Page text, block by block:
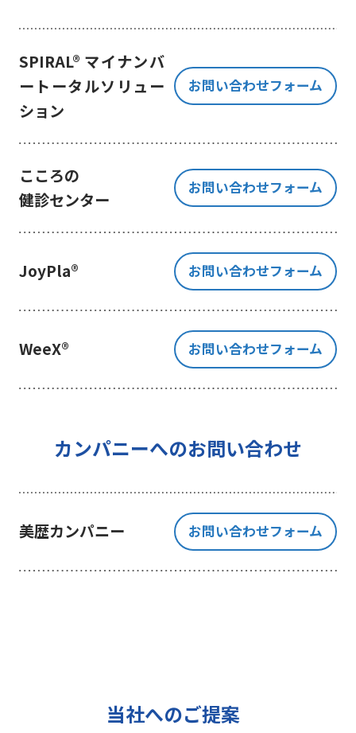
き、ご提出いただく個人情報を、貴
はございません。
但し、お客様から同意をいただいた
場合のみ、日本及びアメリカ合衆国
※Google LLC は日本の個人情報保
護法が適用される個人情報取扱事業
者と同等の体制を整備しています。
詳しくは、11.Google 拡張コンバ
ージョンの利用をご確認ください。
当社が管理する本フォームから取
得した情報とGoogle LLC が管理す
る当社Webサイト閲覧履歴等の情報
を紐づけ、お客様の興味関心に沿っ
た当社サービスに関する広告の配信
4 個人情報の外部委託について
個人情報の取扱いを一部、または全
部を委託する場合、十分な個人情報
の保護水準を満たしている者を選定
する基準を確立、選定し、管理監督
いたします。
ご提出頂く個人情報について、貴方
SPIRAL® マイナンバ
ートータルソリュー
ション
お問い合わせフォーム
こころの
健診センター
お問い合わせフォーム
JoyPla® お問い合わせフォーム
WeeX® お問い合わせフォーム
カンパニーへのお問い合わせ
美歴カンパニー お問い合わせフォーム
当社へのご提案